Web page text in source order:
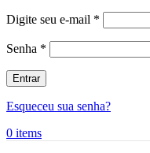
Digite seu e-mail *
Senha *
Entrar
Esqueceu sua senha?
0 items